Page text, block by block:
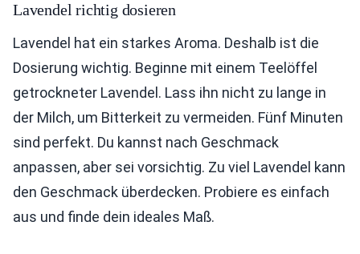
Lavendel richtig dosieren
Lavendel hat ein starkes Aroma. Deshalb ist die
Dosierung wichtig. Beginne mit einem Teelöffel
getrockneter Lavendel. Lass ihn nicht zu lange in
der Milch, um Bitterkeit zu vermeiden. Fünf Minuten
sind perfekt. Du kannst nach Geschmack
anpassen, aber sei vorsichtig. Zu viel Lavendel kann
den Geschmack überdecken. Probiere es einfach
aus und finde dein ideales Maß.